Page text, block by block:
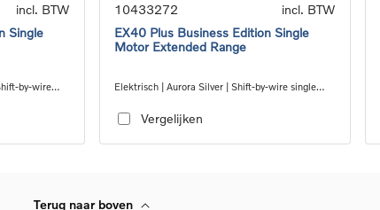
incl. BTW
Single
by-wire
10433272
incl. BTW
EX40 Plus Business Edition Single
Motor Extended Range
Elektrisch | Aurora Silver | Shift-by-wire single
Vergelijken
Terug naar boven